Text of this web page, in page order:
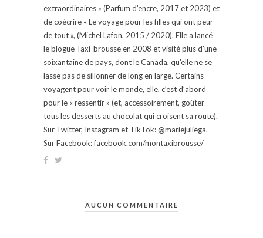
extraordinaires » (Parfum d'encre, 2017 et 2023) et
de coécrire « Le voyage pour les filles qui ont peur
de tout », (Michel Lafon, 2015 / 2020). Elle a lancé
le blogue Taxi-brousse en 2008 et visité plus d'une
soixantaine de pays, dont le Canada, qu'elle ne se
lasse pas de sillonner de long en large. Certains
voyagent pour voir le monde, elle, c’est d’abord
pour le « ressentir » (et, accessoirement, goûter
tous les desserts au chocolat qui croisent sa route).
Sur Twitter, Instagram et TikTok: @mariejuliega.
Sur Facebook: facebook.com/montaxibrousse/
AUCUN COMMENTAIRE